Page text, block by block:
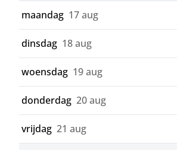
maandag 17 aug
dinsdag 18 aug
woensdag 19 aug
donderdag 20 aug
vrijdag 21 aug